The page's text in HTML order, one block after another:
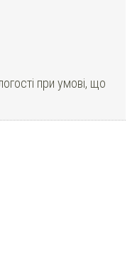
при умові, що